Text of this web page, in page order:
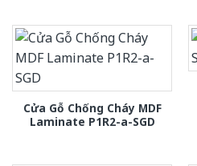
Cửa Gỗ Chống Cháy MDF
Laminate P1R2-a-SGD